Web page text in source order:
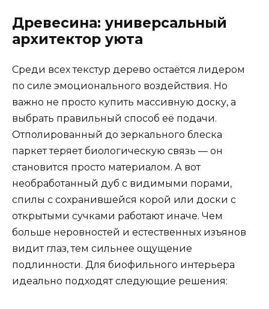
Древесина: универсальный
архитектор уюта
Среди всех текстур дерево остаётся лидером
по силе эмоционального воздействия. Но
важно не просто купить массивную доску, а
выбрать правильный способ её подачи.
Отполированный до зеркального блеска
паркет теряет биологическую связь — он
становится просто материалом. А вот
необработанный дуб с видимыми порами,
спилы с сохранившейся корой или доски с
открытыми сучками работают иначе. Чем
больше неровностей и естественных изъянов
видит глаз, тем сильнее ощущение
подлинности. Для биофильного интерьера
идеально подходят следующие решения: